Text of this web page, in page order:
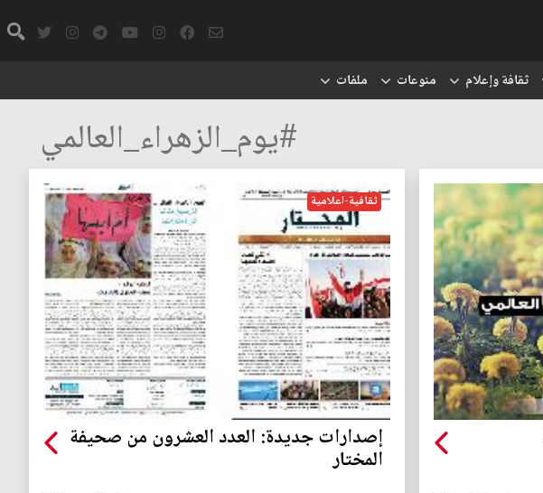
ثقافة وإعلام منوعات ملفات
#يوم_الزهراء_العالمي
ثقافية-اعلامية
إصدارات جديدة: العدد العشرون من صحيفة
المختار